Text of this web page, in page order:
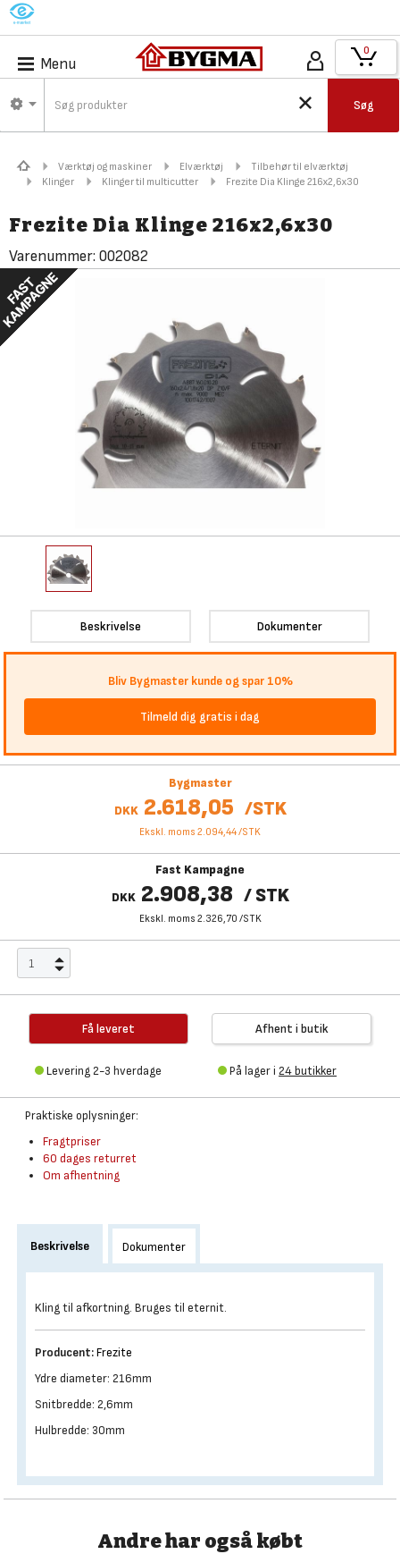
M
Menu
Søg
0
Værktøj og maskiner Elværktøj
Tilbehør til elværktøj
Klinger
Klinger til multicutter Frezite Dia Klinge 216x2,6x30
Frezite Dia Klinge 216x2,6x30
Varenummer: 002082
Beskrivelse Dokumenter
Bliv Bygmaster kunde og spar 10%
Tilmeld dig gratis i dag
Bygmaster
DKK 2.618,05 /STK
Ekskl. moms 2.094,44/STK
Fast Kampagne
DKK 2.908,38 / STK
Ekskl. moms 2.326,70 /STK
Få leveret
Levering 2-3 hverdage
Afhent i butik
På lager i 24 butikker
Praktiske oplysninger:
Fragtpriser
60 dages returret
Om afhentning
Beskrivelse Dokumenter
Kling til afkortning. Bruges til eternit.
Producent:Frezite
Ydre diameter: 216mm
Snitbredde: 2,6mm
Hulbredde: 30mm
Andre har også købt